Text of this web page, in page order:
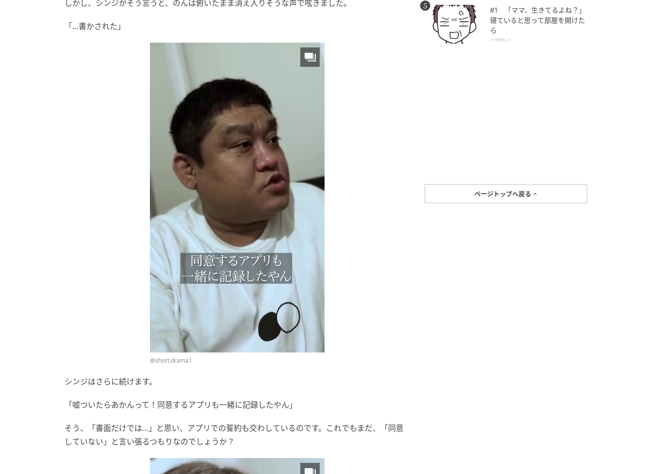
しかし、シンジがそう言うと、のんは俯いたまま消え入りそうな声で呟きました。
「…書かされた」
@short.drama1
シンジはさらに続けます。
「嘘ついたらあかんって！同意するアプリも一緒に記録したやん」
そう、「書面だけでは…」と思い、アプリでの誓約も交わしているのです。これでもまだ、「同意
していない」と言い張るつもりなのでしょうか？
#1 「ママ、生きてるよね？」
寝ていると思って部屋を開けた
ら
ママが家出した
ページトップへ戻る